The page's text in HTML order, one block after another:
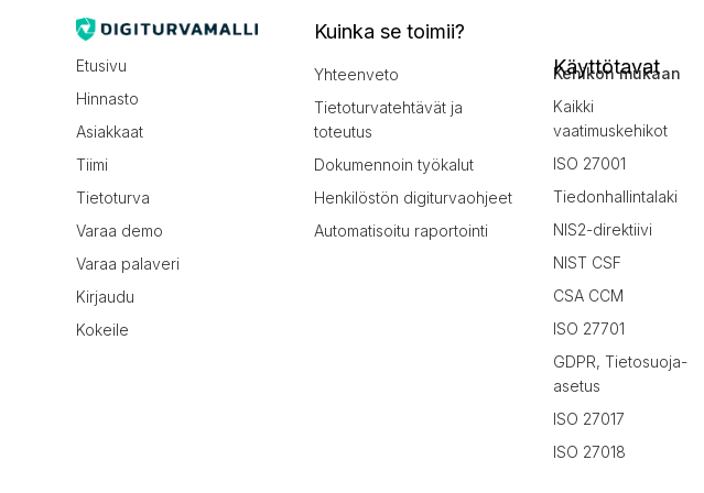
Etusivu
Hinnasto
Asiakkaat
Tiimi
Tietoturva
Varaa demo
Varaa palaveri
Kirjaudu
Kokeile
Kuinka se toimii?
Yhteenveto
Tietoturvatehtävät ja
toteutus
Dokumennoin työkalut
Henkilöstön digiturvaohjeet
Automatisoitu raportointi
Käyttötavat
Kehikon mukaan
Kaikki
vaatimuskehikot
ISO 27001
Tiedonhallintalaki
NIS2-direktiivi
NIST CSF
CSA CCM
ISO 27701
GDPR, Tietosuoja-
asetus
ISO 27017
ISO 27018